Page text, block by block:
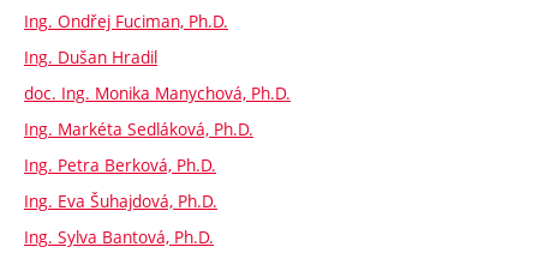
Ing. Ondřej Fuciman, Ph.D.
Ing. Dušan Hradil
doc. Ing. Monika Manychová, Ph.D.
Ing. Markéta Sedláková, Ph.D.
Ing. Petra Berková, Ph.D.
Ing. Eva Šuhajdová, Ph.D.
Ing. Sylva Bantová, Ph.D.